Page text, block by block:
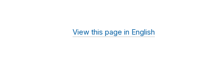
View this page in English